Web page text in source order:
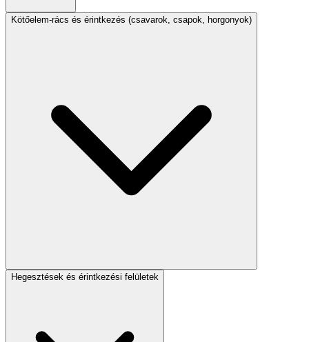
Kötőelem-rács és érintkezés (csavarok, csapok, horgonyok)
Hegesztések és érintkezési felületek